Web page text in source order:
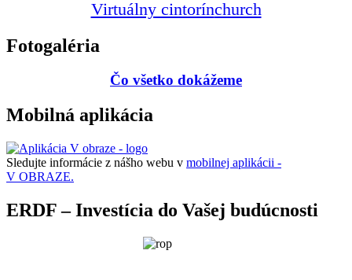
Virtuálny cintorínchurch
Fotogaléria
Čo všetko dokážeme
Mobilná aplikácia
Sledujte informácie z nášho webu v mobilnej aplikácii -
V OBRAZE.
ERDF – Investícia do Vašej budúcnosti